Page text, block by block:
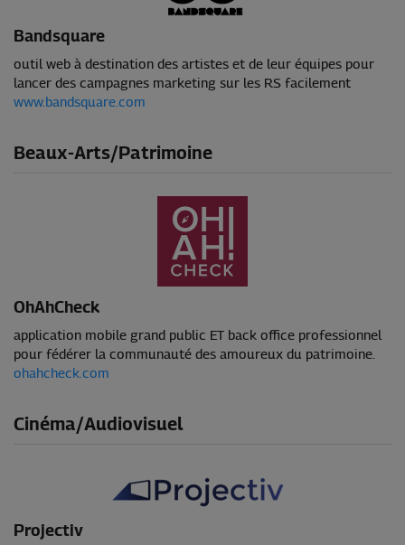
Bandsquare
outil web à destination des artistes et de leur équipes pour
lancer des campagnes marketing sur les RS facilement
www.bandsquare.com
Beaux-Arts/Patrimoine
OhAhCheck
application mobile grand public ET back office professionnel
pour fédérer la communauté des amoureux du patrimoine.
ohahcheck.com
Cinéma/Audiovisuel
Projectiv